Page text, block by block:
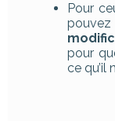
Pour
pour
ce qu’il